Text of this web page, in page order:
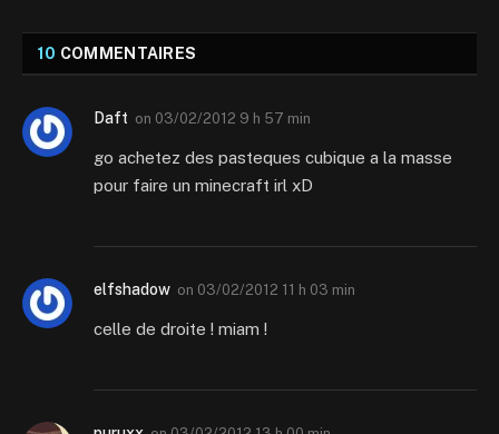
10 COMMENTAIRES
Daft on 03/02/2012 9 h 57 min
go achetez des pasteques cubique a la masse
pour faire un minecraft irl xD
elfshadow on 03/02/2012 11 h 03 min
celle de droite ! miam !